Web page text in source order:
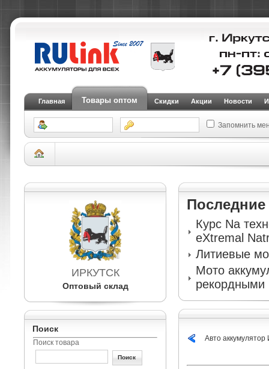
Главная Товары оптом Скидки Акции Новости
Запомнить
АКБ для легковых автомобилей и внедорожников
Северная версия (SMF)
Авто аккумулятор ИРКУТ 6CT-65VL-D23L (UHD-
ИРКУТСК
Оптовый склад
Поиск
Поиск товара
Последние
Курс Na
eXtremal
Литиевые
Мото
рекордными
Авто